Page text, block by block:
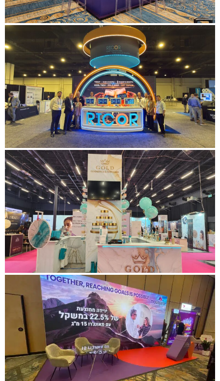
ביתן לחברת רוש
עבור לפרויקט
ביתן לחברת Ricor
עבור לפרויקט
ביתן גולד קוסמטיקס
עבור לפרויקט